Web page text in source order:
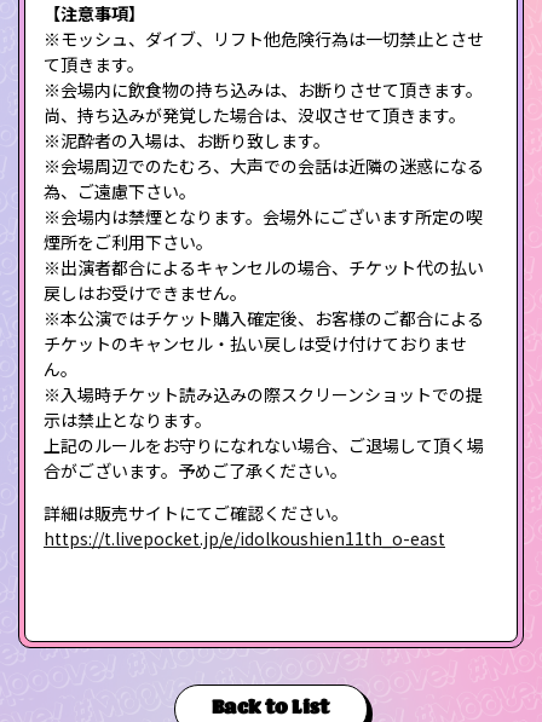
【注意事項】
※モッシュ、ダイブ、リフト他危険行為は一切禁止とさせ
て頂きます。
※会場内に飲食物の持ち込みは、お断りさせて頂きます。
尚、持ち込みが発覚した場合は、没収させて頂きます。
※泥酔者の入場は、お断り致します。
※会場周辺でのたむろ、大声での会話は近隣の迷惑になる
為、ご遠慮下さい。
※会場内は禁煙となります。会場外にございます所定の喫
煙所をご利用下さい。
※出演者都合によるキャンセルの場合、チケット代の払い
戻しはお受けできません。
※本公演ではチケット購入確定後、お客様のご都合による
チケットのキャンセル・払い戻しは受け付けておりませ
ん。
※入場時チケット読み込みの際スクリーンショットでの提
示は禁止となります。
上記のルールをお守りになれない場合、ご退場して頂く場
合がございます。予めご了承ください。
詳細は販売サイトにてご確認ください。
https://t.livepocket.jp/e/idolkoushien11th_o-east
Back to List